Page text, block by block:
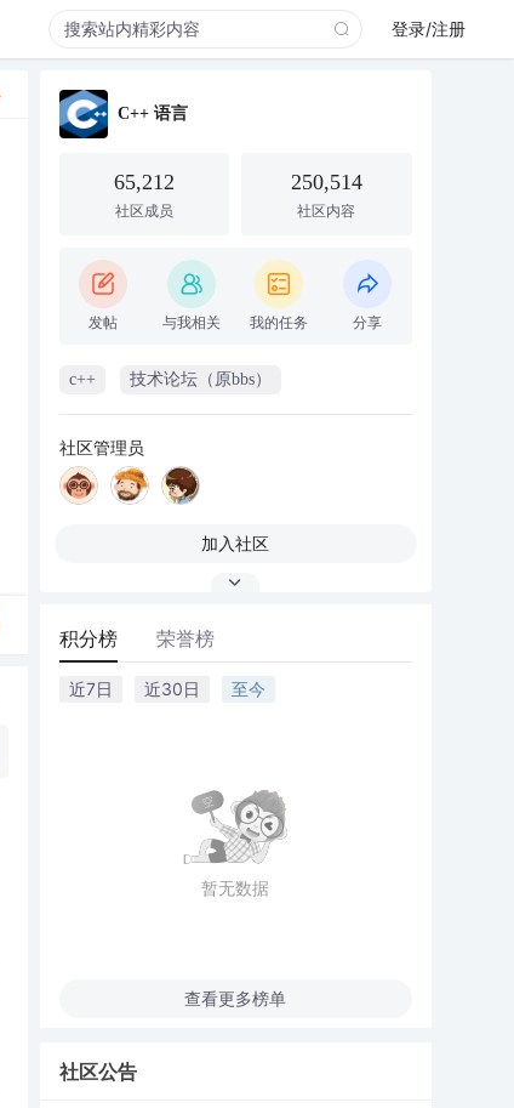
登录/注册
C++ 语言
65,212
社区成员
250,514
社区内容
发帖 与我相关 我的任务 分享
c++ 技术论坛（原bbs）
社区管理员
加入社区
积分榜 荣誉榜
近7日 近30日 至今
暂无数据
查看更多榜单
社区公告